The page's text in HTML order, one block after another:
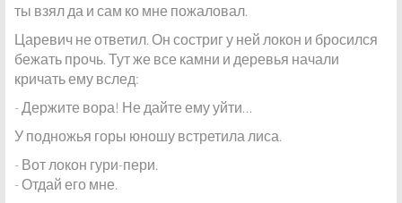
ты взял да и сам ко мне пожаловал.
Царевич не ответил. Он состриг у ней локон и бросился
бежать прочь. Тут же все камни и деревья начали
кричать ему вслед:
- Держите вора! Не дайте ему уйти…
У подножья горы юношу встретила лиса.
- Вот локон гури-пери.
- Отдай его мне.